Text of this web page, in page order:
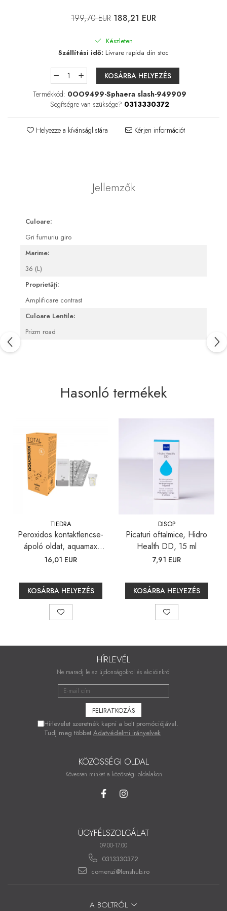
Keménylencse / RGP /
Kontaktlencse csomagok
Tórikus lencsék
Multifokális lencsék
LENZBOX+
Csomag szférikus lencsékkel
terület
Blepharitis kezelése
199,70 EUR 188,21 EUR
Készleten
Szállítási idő: Livrare rapida din stoc
KOSÁRBA HELYEZÉS
Termékkód: 0OO9499-Sphaera slash-949909
Segítségre van szüksége? 0313330372
Helyezze a kívánságlistára Kérjen információt
Jellemzők
Culoare:
Gri fumuriu giro
Marime:
36 (L)
Proprietăți:
Amplificare contrast
Culoare Lentile:
Prizm road
Hasonló termékek
TIEDRA
Peroxidos kontaktlencse-
ápoló oldat, aquamax
TOTAL, 360 ml
16,01 EUR
KOSÁRBA HELYEZÉS
DISOP
Picaturi oftalmice, Hidro
Health DD, 15 ml
7,91 EUR
KOSÁRBA HELYEZÉS
HÍRLEVÉL
Ne maradj le az újdonságokrol és akcióinkról
Hírlevelet szeretnék kapni a bolt promóciójával.
Tudj meg többet Adatvédelmi irányelvek
KÖZÖSSÉGI OLDAL
Kövessen minket a közösségi oldalakon
ÜGYFÉLSZOLGÁLAT
09.00-17.00
0313330372
comenzi@lenshub.ro
A BOLTRÓL